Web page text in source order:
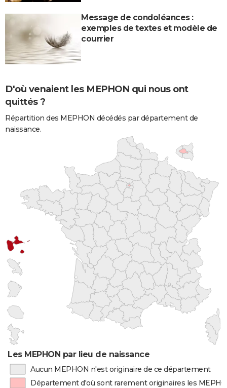
Message de condoléances :
exemples de textes et modèle de
courrier
D'où venaient les MEPHON qui nous ont
quittés ?
Répartition des MEPHON décédés par département de
naissance.
Les MEPHON par lieu de naissance
Aucun MEPHON n'est originaire de ce département
Département d'où sont rarement originaires les